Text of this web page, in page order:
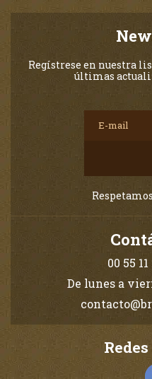
Regístrese en nuestra
últimas
00 55
De lunes a